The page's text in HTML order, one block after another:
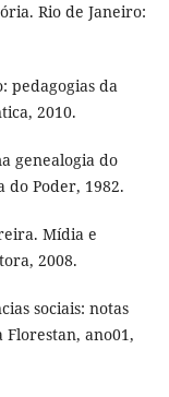
Rio de Janeiro:
pedagogias da
2010.
genealogia do
do Poder, 1982.
Mídia e
2008.
sociais: notas
ano01,